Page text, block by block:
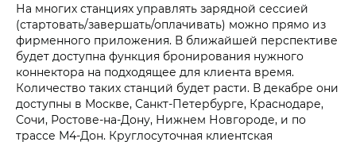
На многих станциях управлять зарядной сессией
(стартовать/завершать/оплачивать) можно прямо из
фирменного приложения. В ближайшей перспективе
будет доступна функция бронирования нужного
коннектора на подходящее для клиента время.
Количество таких станций будет расти. В декабре они
доступны в Москве, Санкт-Петербурге, Краснодаре,
Сочи, Ростове-на-Дону, Нижнем Новгороде, и по
трассе М4-Дон. Круглосуточная клиентская